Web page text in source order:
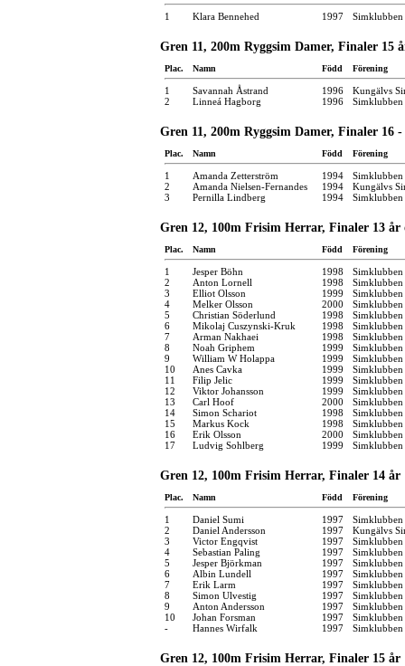
1 Klara Bennehed 1997
Gren 11, 200m Ryggsim Damer, Finaler 15
Plac. Namn Född Förening
1 Savannah Åstrand 1996
Kungälvs
2
Linneá Hagborg 1996
Gren 11, 200m Ryggsim Damer, Finaler 16
Plac. Namn Född Förening
1 Amanda Zetterström 1994
Simklubben
2
Amanda Nielsen-Fernandes 1994
Kungälvs
3
Pernilla Lindberg 1994 Simklubben
Gren 12, 100m Frisim Herrar, Finaler 13 år
Plac. Namn Född Förening
1 Jesper Böhn 1998
Simklubben
2
Anton Lornell 1998
3
Elliot Olsson 1999
4
Melker Olsson 2000
5
Christian Söderlund 1998
Simklubben
6
Mikolaj Cuszynski-Kruk 1998
Simklubben
7
Arman Nakhaei 1998
Simklubben
8
Noah Griphem 1999
9
William W Holappa 1999
10
Anes Cavka 1999
11
Filip Jelic 1999
12
Viktor Johansson 1999
13
Carl Hoof 2000
14
Simon Schariot 1998
Simklubben
15
Markus Kock 1998
Simklubben
16
Erik Olsson 2000
17
Ludvig Sohlberg 1999 Simklubben
Gren 12, 100m Frisim Herrar, Finaler 14 år
Plac. Namn Född Förening
1 Daniel Sumi 1997
2
Daniel Andersson 1997
Kungälvs
3
Victor Engqvist 1997
Simklubben
4
Sebastian Paling 1997
Simklubben
5
Jesper Björkman 1997
Simklubben
6
Albin Lundell 1997
7
Erik Larm 1997
Simklubben
8
Simon Ulvestig 1997
9
Anton Andersson 1997
Simklubben
10
Johan Forsman 1997
-
Hannes Wirfalk 1997
Gren 12, 100m Frisim Herrar, Finaler 15 år